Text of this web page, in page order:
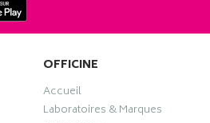
OFFICINE
Accueil
Laboratoires & Marques